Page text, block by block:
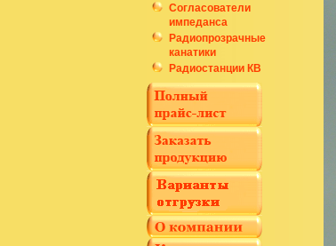
Согласователи
импеданса
Радиопрозрачные
канатики
Радиостанции КВ